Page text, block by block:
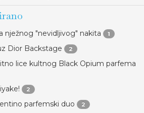
nježnog "nevidljivog" nakita 1
Dior Backstage 2
lice kultnog Black Opium parfema
2
parfemski duo 2